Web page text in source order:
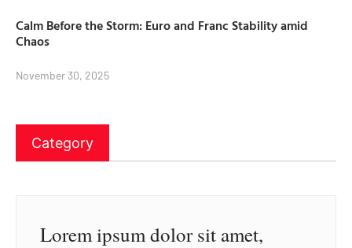
Calm Before the Storm: Euro and Franc Stability amid
Chaos
November 30, 2025
Category
Lorem ipsum dolor sit amet,